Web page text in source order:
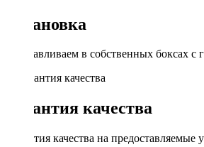
Установка
Устанавливаем в собственных боксах с
Гарантия качества
Гарантия качества на предоставляемые